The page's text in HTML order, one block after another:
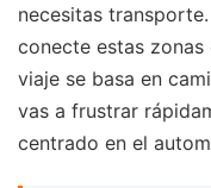
necesitas
conecte estas
viaje se basa en
vas a frustrar
centrado en el